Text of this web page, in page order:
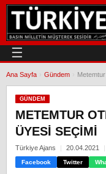
☰
Ana Sayfa Gündem
GÜNDEM
METEMTUR
ÜYESI SEÇIMI
Türkiye Ajans 20.04.2021
Facebook Twitter